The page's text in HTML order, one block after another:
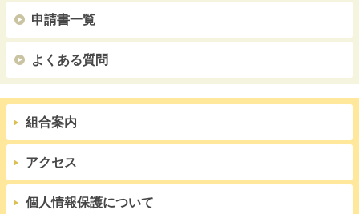
申請書一覧
よくある質問
組合案内
アクセス
個人情報保護について